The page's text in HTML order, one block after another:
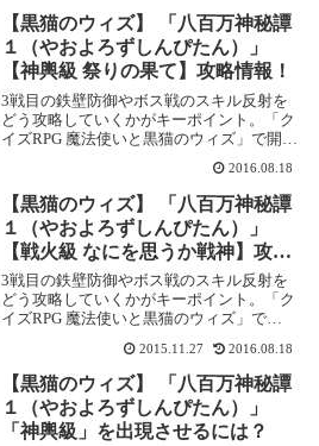
【黒猫のウィズ】 「八百万神秘譚
１（やおよろずしんぴたん）」
【神輿級 祭りの果て】攻略情報！
3戦目の鉄壁防御やボス戦のスキル反射を
どう攻略していくかがキーポイント。「ク
イズRPG 魔法使いと黒猫のウィズ」で開催
しんぴたん）」の攻略記事です。 ここでは
【神輿級 祭りの果て】を攻略します。八百
万神...
2016.08.18
【黒猫のウィズ】 「八百万神秘譚
１（やおよろずしんぴたん）」
【戦火級 なにを思うか戦神】攻略
情報！
3戦目の鉄壁防御やボス戦のスキル反射を
どう攻略していくかがキーポイント。「ク
イズRPG 魔法使いと黒猫のウィズ」で
万神秘譚１（やおよろずしんぴたん）」の
攻略記事です。 ここでは【戦火級 なにを
思う...
2015.11.27 2016.08.18
【黒猫のウィズ】 「八百万神秘譚
１（やおよろずしんぴたん）」
「神輿級」を出現させるには？